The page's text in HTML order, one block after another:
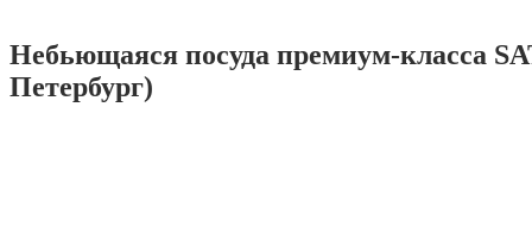
Небьющаяся посуда премиум-класса
Петербург)